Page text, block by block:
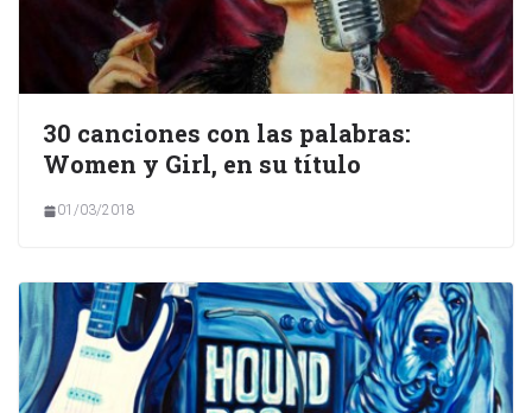
30 canciones con las palabras:
Women y Girl, en su título
01/03/2018